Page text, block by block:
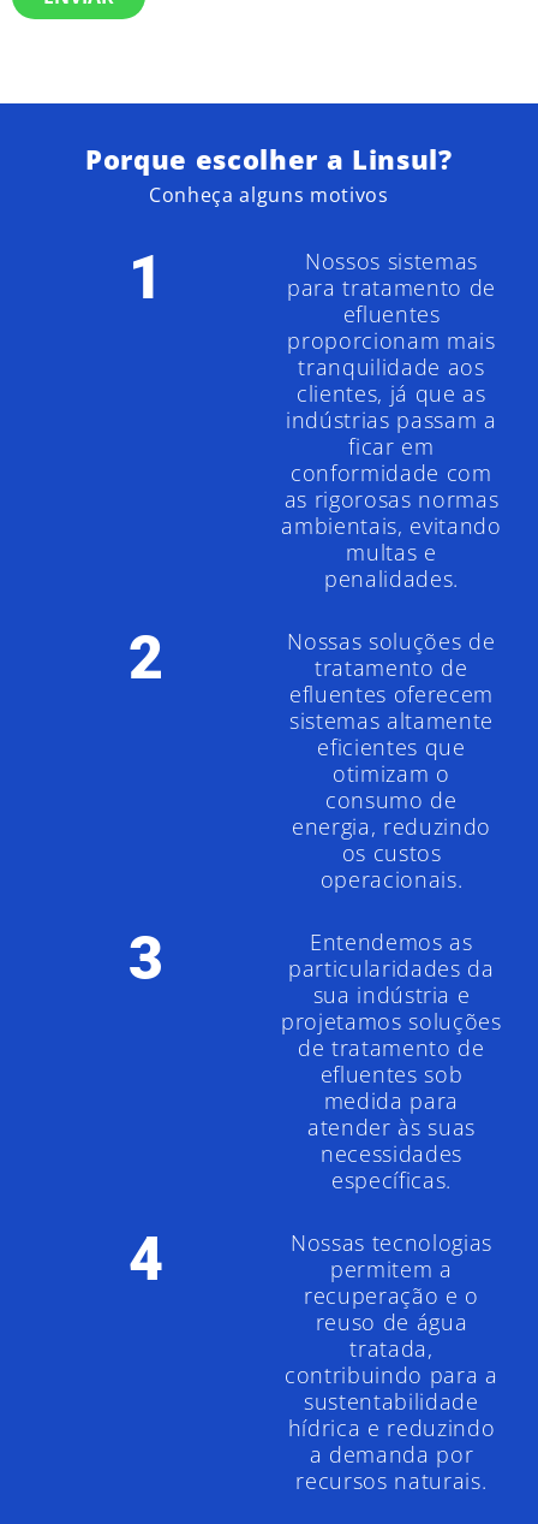
Porque escolher a Linsul?
Conheça alguns motivos
1
Nossos sistemas
para tratamento de
efluentes
proporcionam mais
tranquilidade aos
clientes, já que as
indústrias passam a
ficar em
conformidade com
as rigorosas normas
ambientais, evitando
multas e
penalidades.
2
Nossas soluções de
tratamento de
efluentes oferecem
sistemas altamente
eficientes que
otimizam o
consumo de
energia, reduzindo
os custos
operacionais.
3
Entendemos as
particularidades da
sua indústria e
projetamos soluções
de tratamento de
efluentes sob
medida para
atender às suas
necessidades
específicas.
4
Nossas tecnologias
permitem a
recuperação e o
reuso de água
tratada,
contribuindo para a
sustentabilidade
hídrica e reduzindo
a demanda por
recursos naturais.